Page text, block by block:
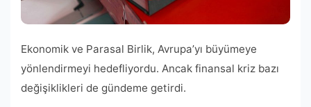
Ekonomik ve Parasal Birlik, Avrupa’yı büyümeye
yönlendirmeyi hedefliyordu. Ancak finansal kriz bazı
değişiklikleri de gündeme getirdi.